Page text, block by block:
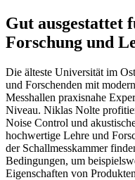
Gut ausgestattet
Forschung und
Die älteste Universität im
und Forschenden mit
Messhallen praxisnahe
Niveau. Niklas Nolte
Noise Control und
hochwertige Lehre und
der Schallmesskammer
Bedingungen, um
Eigenschaften von